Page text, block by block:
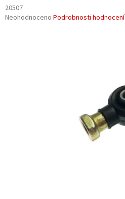
20507
Průměrné
Neohodnoceno Podrobnosti hodnocení